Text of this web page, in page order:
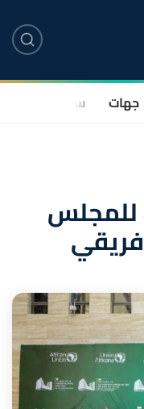
جهات سياسة
الدورة العادية الـ47 للمجلس